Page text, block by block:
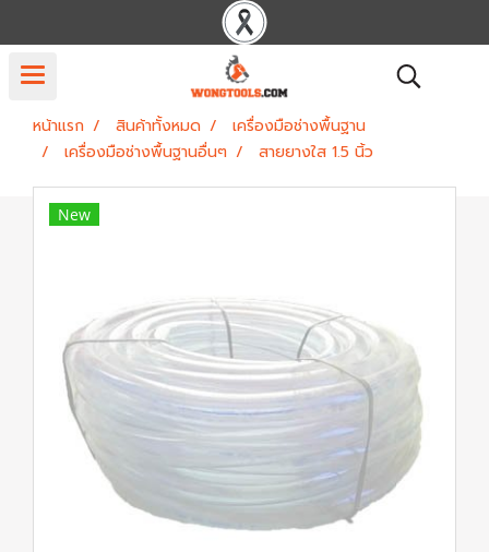
หน้าแรก สินค้าทั้งหมด
เครื่องมือช่างพื้นฐาน
เครื่องมือช่างพื้นฐานอื่นๆ
สายยางใส 1.5 นิ้ว
New